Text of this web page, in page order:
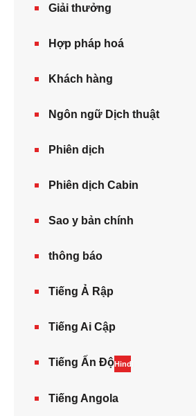
Giải thưởng
Hợp pháp hoá
Khách hàng
Ngôn ngữ Dịch thuật
Phiên dịch
Phiên dịch Cabin
Sao y bản chính
thông báo
Tiếng Ả Rập
Tiếng Ai Cập
Tiếng Ấn ĐộHindi
Tiếng Angola